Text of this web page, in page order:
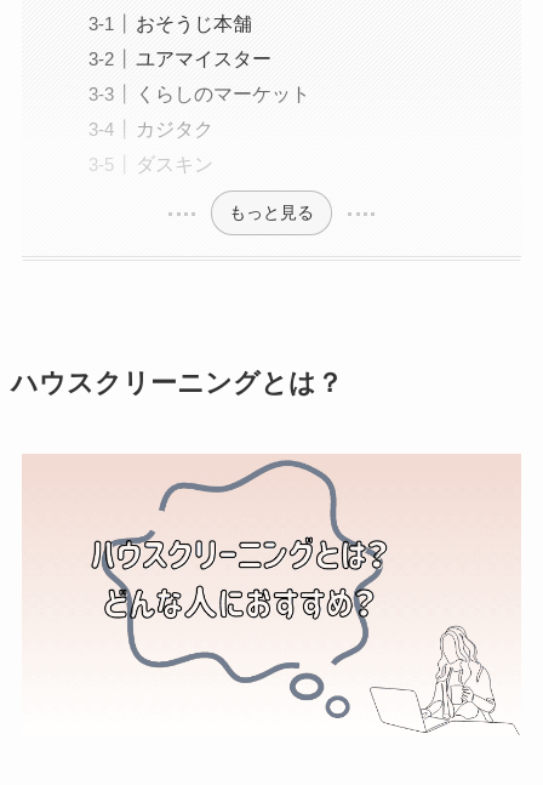
おそうじ本舗
ユアマイスター
くらしのマーケット
カジタク
ダスキン
もっと見る
ハウスクリーニングとは？